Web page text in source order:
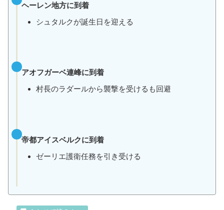
ヘーレン地方に到着
シュタルクが誕生日を迎える
アオフガーベ連峰に到着
村長のラダールから襲撃を受けるも回避
帝都アイスベルクに到着
ゼーリエ護衛任務を引き受ける